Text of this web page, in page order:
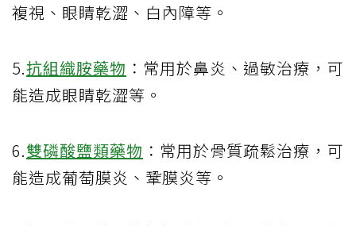
複視、眼睛乾澀、白內障等。
5.抗組織胺藥物 ：常用於鼻炎、過敏治療，可
能造成眼睛乾澀等。
6.雙磷酸鹽類藥物 ：常用於骨質疏鬆治療，可
能造成葡萄膜炎、鞏膜炎等。